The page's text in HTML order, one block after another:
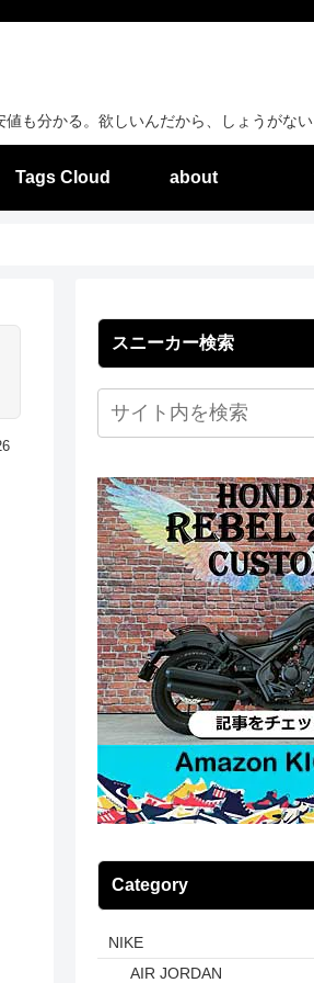
も分かる。欲しいんだから、しょうがない
Tags Cloud about
スニーカー検索
Category
NIKE
AIR JORDAN